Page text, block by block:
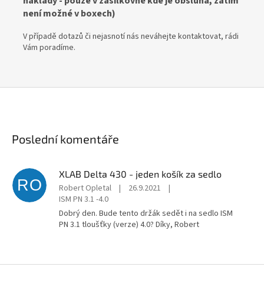
není možné v boxech)
V případě dotazů či nejasnotí nás neváhejte kontaktovat, rádi
Vám poradíme.
Poslední komentáře
RO
XLAB Delta 430 - jeden košík za sedlo
Robert Opletal | 26.9.2021
|
ISM PN 3.1 -4.0
Dobrý den. Bude tento držák sedět i na sedlo ISM
PN 3.1 tloušťky (verze) 4.0? Díky, Robert